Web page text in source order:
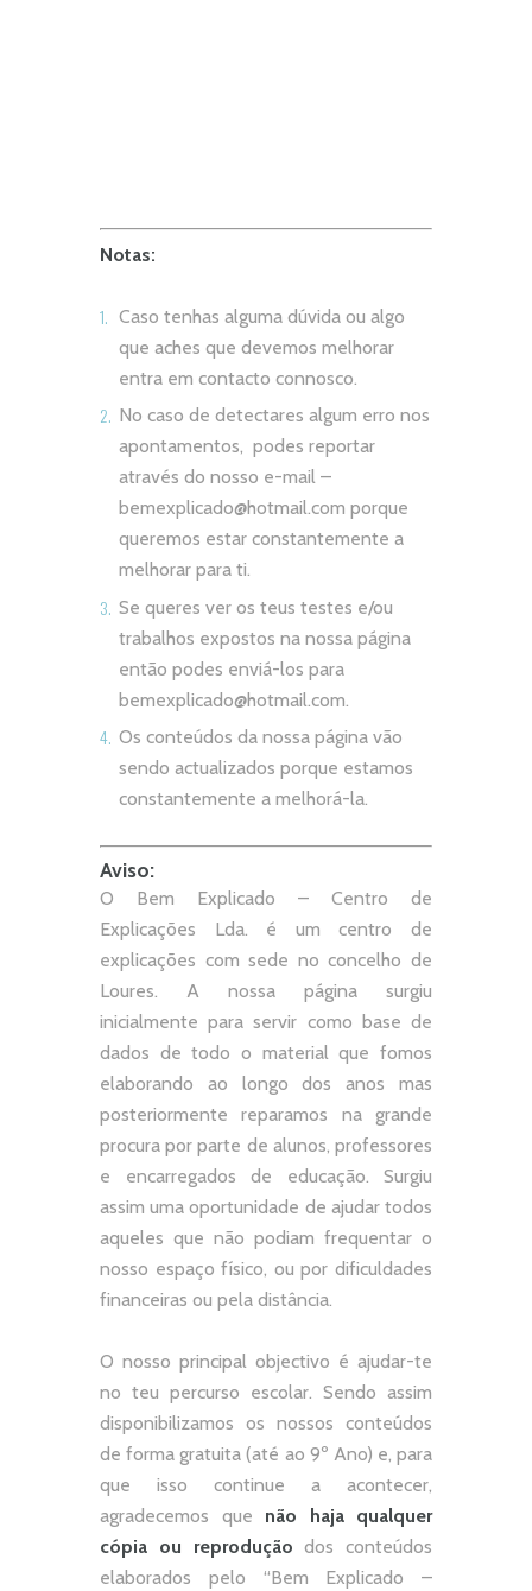
Notas:
Caso tenhas alguma dúvida ou algo
que aches que devemos melhorar
entra em contacto connosco.
No caso de detectares algum erro nos
apontamentos, podes reportar
através do nosso e-mail –
bemexplicado@hotmail.com porque
queremos estar constantemente a
melhorar para ti.
Se queres ver os teus testes e/ou
trabalhos expostos na nossa página
então podes enviá-los para
bemexplicado@hotmail.com.
Os conteúdos da nossa página vão
sendo actualizados porque estamos
constantemente a melhorá-la.
Aviso:
O Bem Explicado – Centro de
Explicações Lda. é um centro de
explicações com sede no concelho de
Loures. A nossa página surgiu
inicialmente para servir como base de
dados de todo o material que fomos
elaborando ao longo dos anos mas
posteriormente reparamos na grande
procura por parte de alunos, professores
e encarregados de educação. Surgiu
assim uma oportunidade de ajudar todos
aqueles que não podiam frequentar o
nosso espaço físico, ou por dificuldades
financeiras ou pela distância.
O nosso principal objectivo é ajudar-te
no teu percurso escolar. Sendo assim
disponibilizamos os nossos conteúdos
de forma gratuita (até ao 9º Ano) e, para
que isso continue a acontecer,
agradecemos que não
haja qualquer
cópia ou reprodução dos conteúdos
elaborados pelo “Bem Explicado –